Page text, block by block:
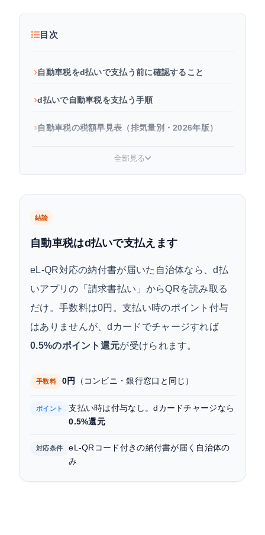
目次
自動車税をd払いで支払う前に確認すること
d払いで自動車税を支払う手順
自動車税の税額早見表（排気量別・2026年版）
d払いで自動車税を支払うとポイントはつく？
よくある質問
全部見る
結論
自動車税はd払いで支払えます
eL-QR対応の納付書が届いた自治体なら、d払
いアプリの「請求書払い」からQRを読み取る
だけ。手数料は0円。支払い時のポイント付与
はありませんが、dカードでチャージすれば
0.5%のポイント還元が受けられます。
手数料 0円 （コンビニ・銀行窓口と同じ）
ポイント
支払い時は付与なし。dカードチャージなら
0.5%還元
対応条件
eL-QRコード付きの納付書が届く自治体の
み